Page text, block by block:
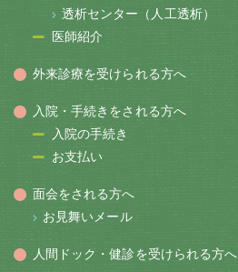
透析センター（人工透析）
医師紹介
外来診療を受けられる方へ
入院・手続きをされる方へ
入院の手続き
お支払い
面会をされる方へ
お見舞いメール
人間ドック・健診を受けられる方へ